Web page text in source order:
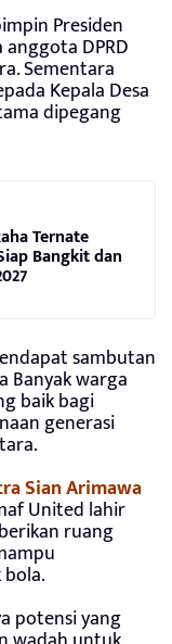
Presiden
anggota DPRD
Sementara
Kepala Desa
dipegang
Ternate
Bangkit dan
sambutan
Banyak warga
baik bagi
generasi
Sian Arimawa
United lahir
ruang
potensi yang